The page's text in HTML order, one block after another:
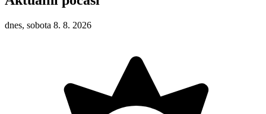
dnes, sobota 8. 8. 2026